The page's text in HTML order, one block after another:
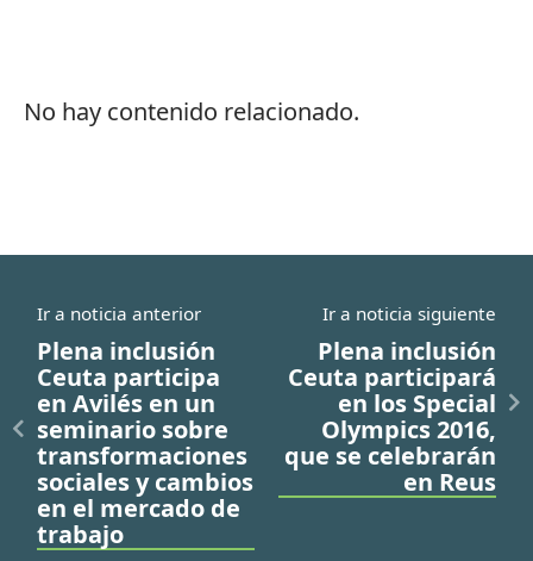
No hay contenido relacionado.
Ir a noticia anterior
Plena inclusión
Ceuta participa
en Avilés en un
seminario sobre
transformaciones
sociales y cambios
en el mercado de
trabajo
Ir a noticia siguiente
Plena inclusión
Ceuta participará
en los Special
Olympics 2016,
que se celebrarán
en Reus